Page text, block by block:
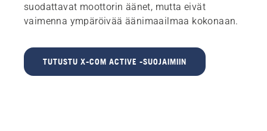
suodattavat moottorin äänet, mutta eivät
vaimenna ympäröivää äänimaailmaa kokonaan.
TUTUSTU X-COM ACTIVE -SUOJAIMIIN